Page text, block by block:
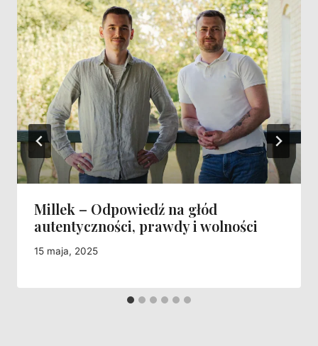
Millek – Odpowiedź na głód
autentyczności, prawdy i wolności
15 maja, 2025